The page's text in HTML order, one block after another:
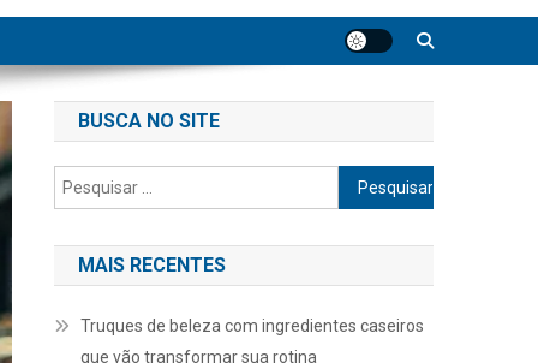
BUSCA NO SITE
Pesquisar
por:
MAIS RECENTES
Truques de beleza com ingredientes caseiros
que vão transformar sua rotina